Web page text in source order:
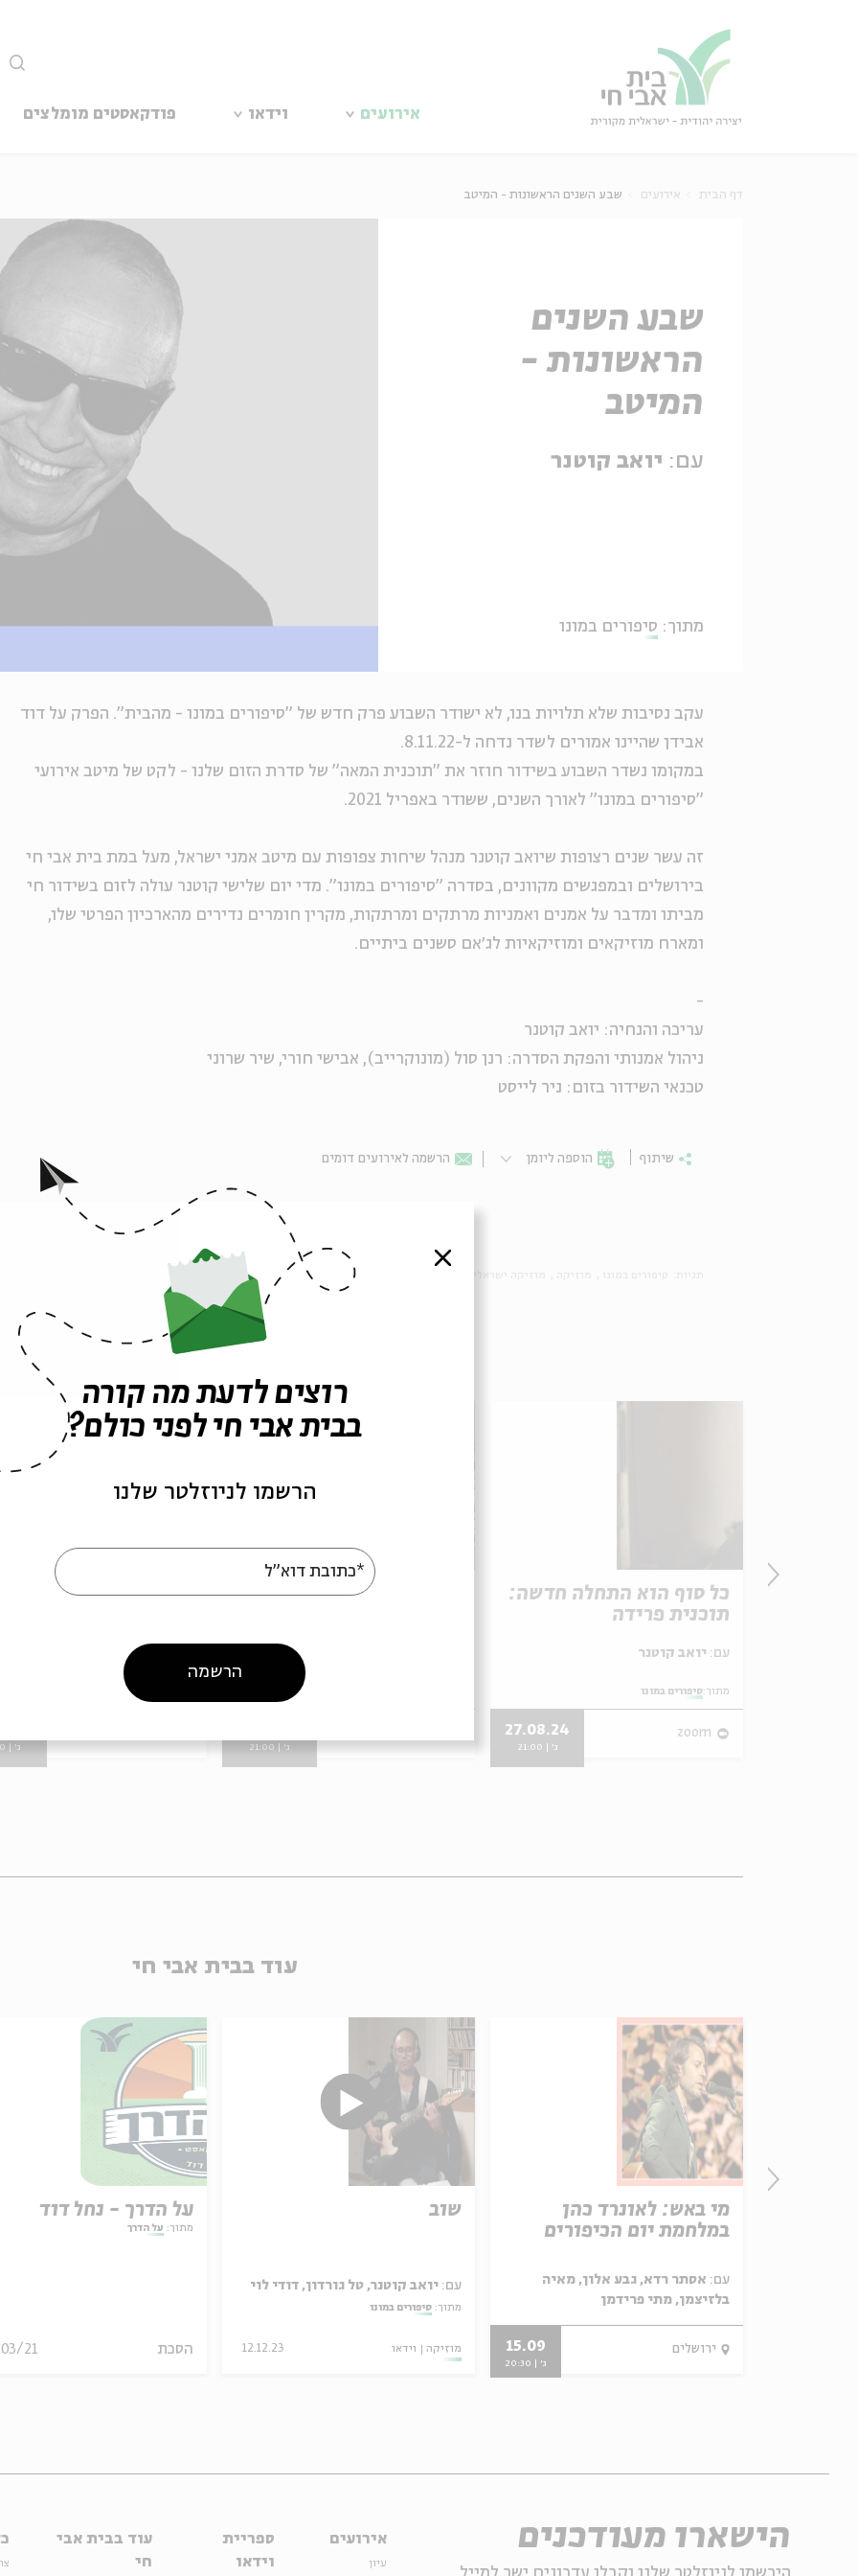
אירועים וידאו פודקאסטים מומלצים
דף הבית אירועים שבע השנים הראשונות - המיטב
שבע השנים
הראשונות -
המיטב
עם: יואב קוטנר
מתוך: סיפורים במונו
עקב נסיבות שלא תלויות בנו, לא ישודר השבוע פרק חדש של "סיפורים במונו - מהבית". הפרק על דוד
אבידן שהיינו אמורים לשדר נדחה ל-8.11.22.
במקומו נשדר השבוע בשידור חוזר את "תוכנית המאה" של סדרת הזום שלנו - לקט של מיטב אירועי
"סיפורים במונו" לאורך השנים, ששודר באפריל 2021.
זה עשר שנים רצופות שיואב קוטנר מנהל שיחות צפופות עם מיטב אמני ישראל, מעל במת בית אבי חי
בירושלים ובמפגשים מקוונים, בסדרה "סיפורים במונו". מדי יום שלישי קוטנר עולה לזום בשידור חי
מביתו ומדבר על אמנים ואמניות מרתקים ומרתקות, מקרין חומרים נדירים מהארכיון הפרטי שלו,
ומארח מוזיקאים ומוזיקאיות לג׳אם סשנים ביתיים.
-
עריכה והנחיה: יואב קוטנר
ניהול אמנותי והפקת הסדרה: רנן סול (מונוקרייב), אבישי חורי, שיר שרוני
טכנאי השידור בזום: ניר לייסט
שיתוף הוספה ליומן הרשמה לאירועים דומים
סיפורים במונו מהבית
אירועים נוספים בסדרה
כל סוף הוא התחלה חדשה:
תוכנית פרידה
עם:
מתוך:סיפורים במונו
zoom
27.08.24
ג' | 21:00
שיר ללא שם: שירי פגישה
ג' | 21:00
האיש ההוא: 20
סיפורים במונו
ג' | 21:00
עוד בבית אבי חי
על הדרך - נחל דוד
מתוך: על הדרך
הסכת 21
שוב
עם: יואב קוטנר, טל גורדון, דודי לוי
מתוך: סיפורים במונו
מוזיקה וידאו 12.12.23
מי באש: לאונרד כהן
במלחמת יום הכיפורים
עם: אסתר רדא, גבע אלון, מאיה
בלזיצמן, מתי פרידמן
ירושלים 15.09
ג' | 20:30
הישארו מעודכנים אירועים
עיון
ספריית
וידאו
עוד בבית אבי
חי
סגור
רוצים לדעת מה קורה
בבית אבי חי לפני כולם?
הרשמו לניוזלטר שלנו
*כתובת דוא"ל
הרשמה